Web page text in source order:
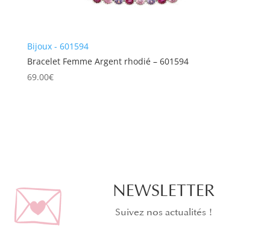
Bijoux - 601594
Bracelet Femme Argent rhodié – 601594
69.00€
NEWSLETTER
Suivez nos actualités !